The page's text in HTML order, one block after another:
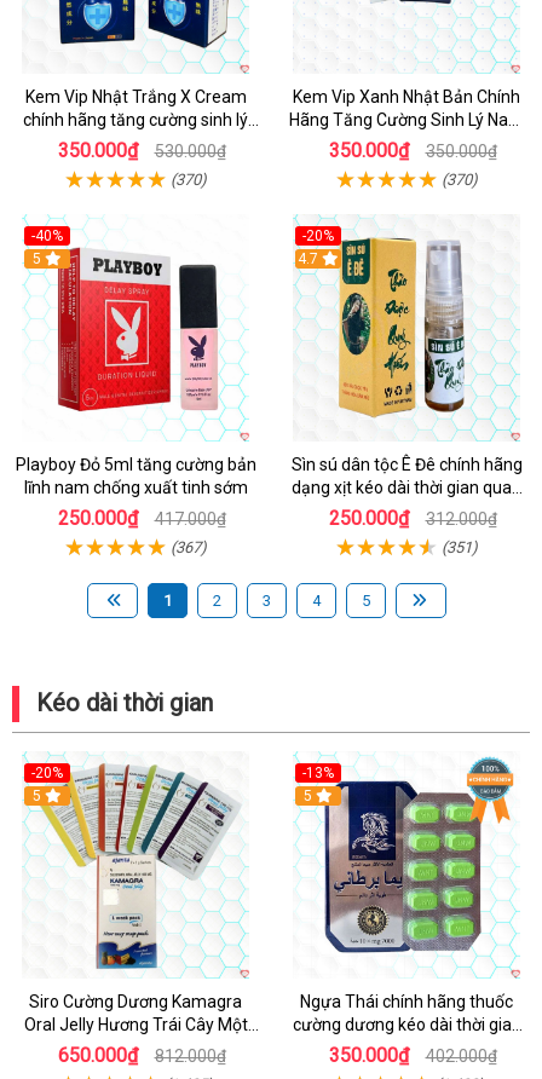
Kem Vip Nhật Trắng X Cream
chính hãng tăng cường sinh lý
nam kéo dài
350.000₫ 530.000₫
(370)
Kem Vip Xanh Nhật Bản Chính
Hãng Tăng Cường Sinh Lý Nam
Bền Lâu
350.000₫ 350.000₫
(370)
-40%
5
Playboy Đỏ 5ml tăng cường bản
lĩnh nam chống xuất tinh sớm
250.000₫ 417.000₫
(367)
-20%
4.7
Sìn sú dân tộc Ê Đê chính hãng
dạng xịt kéo dài thời gian quan
hệ chai nhỏ 5ml
250.000₫ 312.000₫
(351)
1 2 3 4 5
Kéo dài thời gian
-20%
5
Siro Cường Dương Kamagra
Oral Jelly Hương Trái Cây Một
Hộp 7 Gói 100g
650.000₫ 812.000₫
-13%
Hot
5
Ngựa Thái chính hãng thuốc
cường dương kéo dài thời gian
cho Nam hộp 10 viên
350.000₫ 402.000₫